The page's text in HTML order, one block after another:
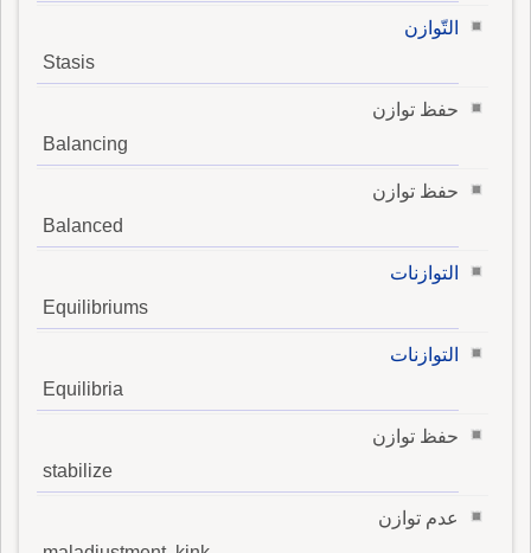
التّوازن
Stasis
حفظ توازن
Balancing
حفظ توازن
Balanced
التوازنات
Equilibriums
التوازنات
Equilibria
حفظ توازن
stabilize
عدم توازن